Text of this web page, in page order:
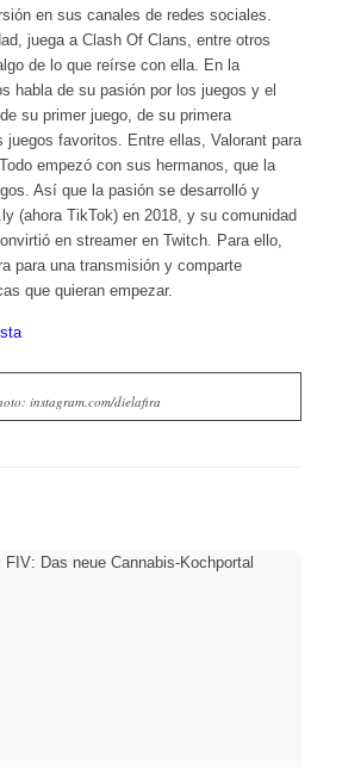
en sus canales de redes sociales.
juega a Clash Of Clans, entre otros
de lo que reírse con ella. En la
habla de su pasión por los juegos y el
su primer juego, de su primera
juegos favoritos. Entre ellas, Valorant para
empezó con sus hermanos, que la
Así que la pasión se desarrolló y
(ahora TikTok) en 2018, y su comunidad
en streamer en Twitch. Para ello,
para una transmisión y comparte
que quieran empezar.
instagram.com/dielafira